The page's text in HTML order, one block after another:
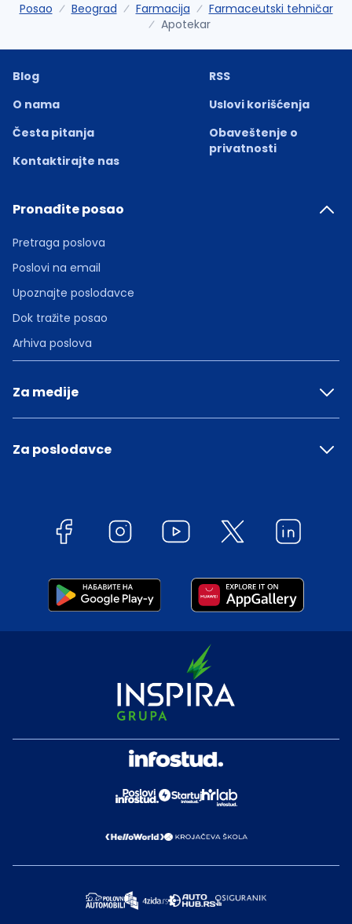
Posao Beograd Farmacija
Farmaceutski tehničar
Apotekar
Blog
O nama
Česta pitanja
Kontaktirajte nas
RSS
Uslovi korišćenja
Obaveštenje o
privatnosti
Pronađite posao
Pretraga poslova
Poslovi na email
Upoznajte poslodavce
Dok tražite posao
Arhiva poslova
Za medije
Za poslodavce